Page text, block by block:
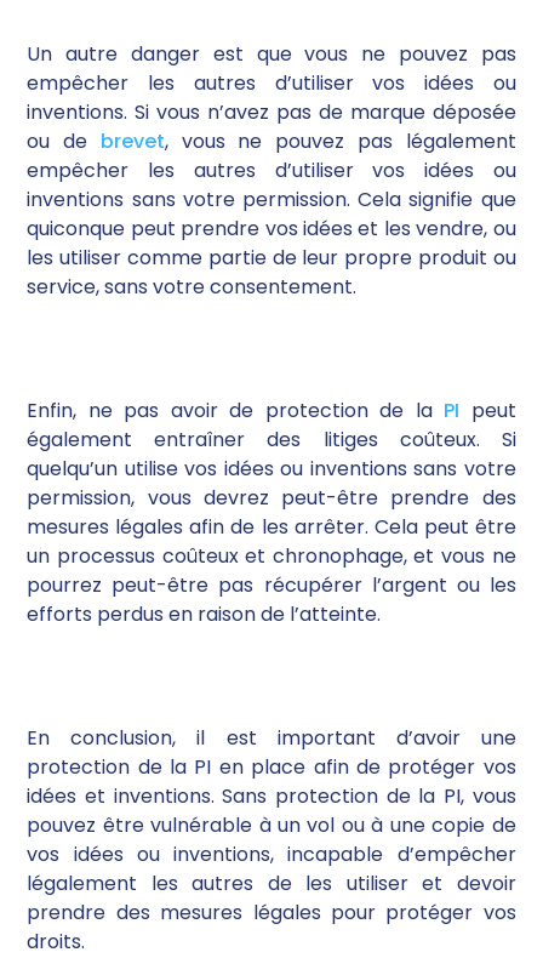
Un autre danger est que vous ne pouvez pas
empêcher les autres d’utiliser vos idées ou
inventions. Si vous n’avez pas de marque déposée
ou de brevet, vous ne pouvez pas légalement
empêcher les autres d’utiliser vos idées ou
inventions sans votre permission. Cela signifie que
quiconque peut prendre vos idées et les vendre, ou
les utiliser comme partie de leur propre produit ou
service, sans votre consentement.
Enfin, ne pas avoir de protection de la PI peut
également entraîner des litiges coûteux. Si
quelqu’un utilise vos idées ou inventions sans votre
permission, vous devrez peut-être prendre des
mesures légales afin de les arrêter. Cela peut être
un processus coûteux et chronophage, et vous ne
pourrez peut-être pas récupérer l’argent ou les
efforts perdus en raison de l’atteinte.
En conclusion, il est important d’avoir une
protection de la PI en place afin de protéger vos
idées et inventions. Sans protection de la PI, vous
pouvez être vulnérable à un vol ou à une copie de
vos idées ou inventions, incapable d’empêcher
légalement les autres de les utiliser et devoir
prendre des mesures légales pour protéger vos
droits.